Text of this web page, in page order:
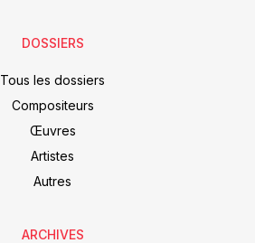
DOSSIERS
Tous les dossiers
Compositeurs
Œuvres
Artistes
Autres
ARCHIVES